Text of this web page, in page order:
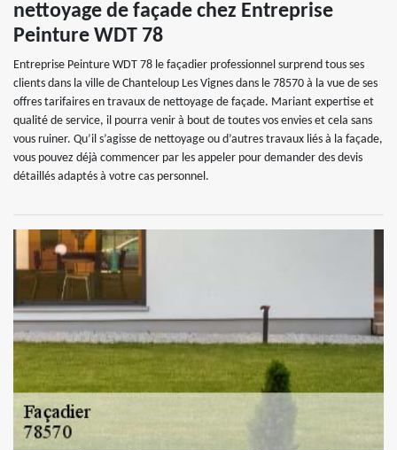
nettoyage de façade chez Entreprise
Peinture WDT 78
Entreprise Peinture WDT 78 le façadier professionnel surprend tous ses
clients dans la ville de Chanteloup Les Vignes dans le 78570 à la vue de ses
offres tarifaires en travaux de nettoyage de façade. Mariant expertise et
qualité de service, il pourra venir à bout de toutes vos envies et cela sans
vous ruiner. Qu’il s’agisse de nettoyage ou d’autres travaux liés à la façade,
vous pouvez déjà commencer par les appeler pour demander des devis
détaillés adaptés à votre cas personnel.